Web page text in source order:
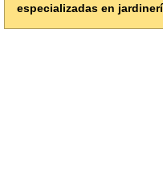
especializadas en